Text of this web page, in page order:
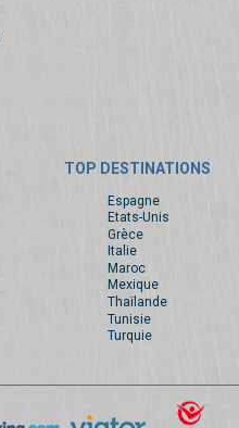
TOP DESTINATIONS
Espagne
Etats-Unis
Grèce
Italie
Maroc
Mexique
Thaïlande
Tunisie
Turquie